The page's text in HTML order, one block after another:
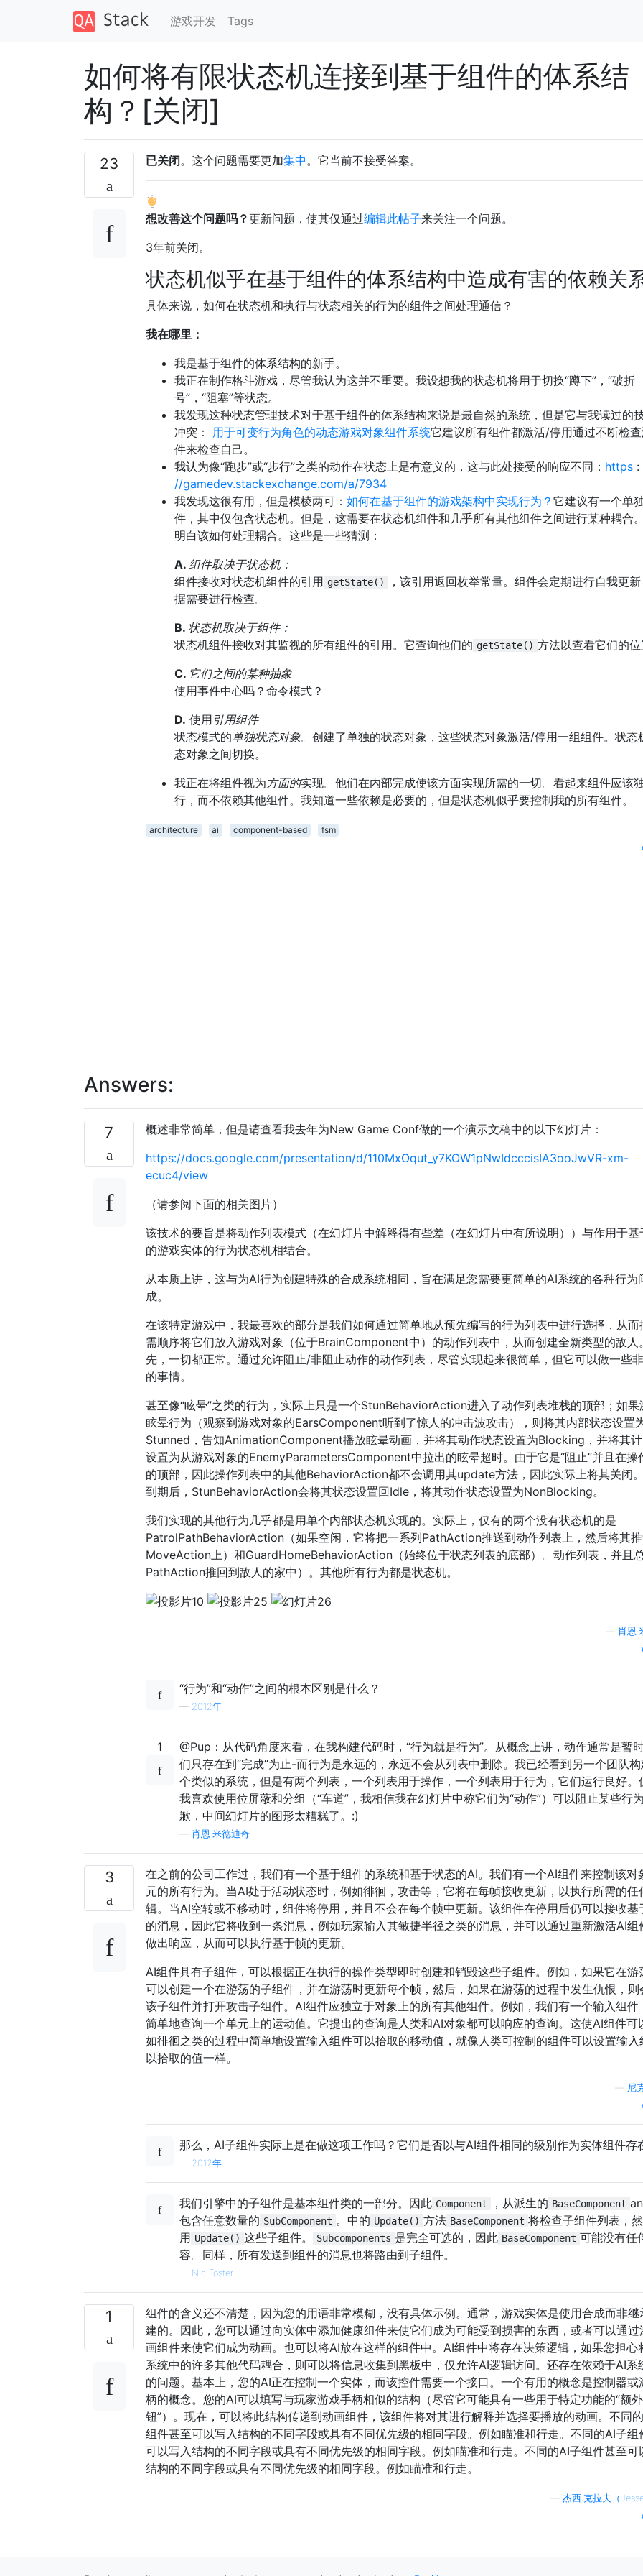
游戏开发 Tags
如何将有限状态机连接到基于组件的体系结
构？[关闭]
23 已关闭。这个问题需要更加集中 。它当前不接受答案。
想改善这个问题吗？更新问题，使其仅通过编辑此帖子来关注一个问题。
3年前关闭。
状态机似乎在基于组件的体系结构中造成有害的依赖关系
具体来说，如何在状态机和执行与状态相关的行为的组件之间处理通信？
我在哪里：
我是基于组件的体系结构的新手。
我正在制作格斗游戏，尽管我认为这并不重要。我设想我的状态机将用于切换“蹲下”，“破折
号”，“阻塞”等状态。
我发现这种状态管理技术对于基于组件的体系结构来说是最自然的系统，但是它与我读过的
冲突： 用于可变行为角色的动态游戏对象组件系统它建议所有组件都激活/停用通过不断检
件来检查自己。
我认为像“跑步”或“步行”之类的动作在状态上是有意义的，这与此处接受的响应不同： https :
//gamedev.stackexchange.com/a/7934
我发现这很有用，但是模棱两可： 如何在基于组件的游戏架构中实现行为？ 它建议有一个单
件，其中仅包含状态机。但是，这需要在状态机组件和几乎所有其他组件之间进行某种耦合
明白该如何处理耦合。这些是一些猜测：
A. 组件取决于状态机：
组件接收对状态机组件的引用 getState()
，该引用返回枚举常量。组件会定期进行自我更
据需要进行检查。
B. 状态机取决于组件：
状态机组件接收对其监视的所有组件的引用。它查询他们的 getState() 方法以查看它们的位
C. 它们之间的某种抽象
使用事件中心吗？命令模式？
D. 使用 引用组件
状态模式的单独状态对象。创建了单独的状态对象，这些状态对象激活/停用一组组件。状态
态对象之间切换。
我正在将组件视为方面的实现。他们在内部完成使该方面实现所需的一切。看起来组件应该
行，而不依赖其他组件。我知道一些依赖是必要的，但是状态机似乎要控制我的所有组件。
architecture ai component-based fsm
Answers:
7
概述非常简单，但是请查看我去年为New Game Conf做的一个演示文稿中的以下幻灯片：
https://docs.google.com/presentation/d/110MxOqut_y7KOW1pNwIdcccisIA3ooJwVR-xm-
ecuc4/view
（请参阅下面的相关图片）
该技术的要旨是将动作列表模式（在幻灯片中解释得有些差（在幻灯片中有所说明））与作用于基
的游戏实体的行为状态机相结合。
从本质上讲，这与为AI行为创建特殊的合成系统相同，旨在满足您需要更简单的AI系统的各种行为
成。
在该特定游戏中，我最喜欢的部分是我们如何通过简单地从预先编写的行为列表中进行选择，从而
需顺序将它们放入游戏对象（位于BrainComponent中）的动作列表中，从而创建全新类型的敌人
先，一切都正常。通过允许阻止/非阻止动作的动作列表，尽管实现起来很简单，但它可以做一些
的事情。
甚至像“眩晕”之类的行为，实际上只是一个StunBehaviorAction进入了动作列表堆栈的顶部；如果
眩晕行为（观察到游戏对象的EarsComponent听到了惊人的冲击波攻击），则将其内部状态设置
Stunned，告知AnimationComponent播放眩晕动画，并将其动作状态设置为Blocking，并将其
设置为从游戏对象的EnemyParametersComponent中拉出的眩晕超时。由于它是“阻止”并且在操
的顶部，因此操作列表中的其他BehaviorAction都不会调用其update方法，因此实际上将其关闭
到期后，StunBehaviorAction会将其状态设置回Idle，将其动作状态设置为NonBlocking。
我们实现的其他行为几乎都是用单个内部状态机实现的。实际上，仅有的两个没有状态机的是
PatrolPathBehaviorAction（如果空闲，它将把一系列PathAction推送到动作列表上，然后将其
MoveAction上）和GuardHomeBehaviorAction（始终位于状态列表的底部）。动作列表，并且
PathAction推回到敌人的家中）。其他所有行为都是状态机。
肖恩·
“行为”和“动作”之间的根本区别是什么？
— 2012年
1
@Pup：从代码角度来看，在我构建代码时，“行为就是行为”。从概念上讲，动作通常是暂
们只存在到“完成”为止-而行为是永远的，永远不会从列表中删除。我已经看到另一个团队
个类似的系统，但是有两个列表，一个列表用于操作，一个列表用于行为，它们运行良好。
我喜欢使用位屏蔽和分组（“车道”，我相信我在幻灯片中称它们为“动作”）可以阻止某些行
歉，中间幻灯片的图形太糟糕了。:)
肖恩·米德迪奇
3
在之前的公司工作过，我们有一个基于组件的系统和基于状态的AI。我们有一个AI组件来控制该对
元的所有行为。当AI处于活动状态时，例如徘徊，攻击等，它将在每帧接收更新，以执行所需的任
辑。当AI空转或不移动时，组件将停用，并且不会在每个帧中更新。该组件在停用​​后仍可以接收基
的消息，因此它将收到一条消息，例如玩家输入其敏捷半径之类的消息，并可以通过重新激活AI组
做出响应，从而可以执行基于帧的更新。
AI组件具有子组件，可以根据正在执行的操作类型即时创建和销毁这些子组件。例如，如果它在游
可以创建一个在游荡的子组件，并在游荡时更新每个帧，然后，如果在游荡的过程中发生仇恨，则
该子组件并打开攻击子组件。AI组件应独立于对象上的所有其他组件。例如，我们有一个输入组件
简单地查询一个单元上的运动值。它提出的查询是人类和AI对象都可以响应的查询。这使AI组件可
如徘徊之类的过程中简单地设置输入组件可以拾取的移动值，就像人类可控制的组件可以设置输入
以拾取的值一样。
尼
那么，AI子组件实际上是在做这项工作吗？它们是否以与AI组件相同的级别作为实体组件存
— 2012年
我们引擎中的子组件是基本组件类的一部分。因此 Component ，从派生的 BaseComponent
包含任意数量的 SubComponent 。中的 Update() 方法 BaseComponent 将检查子组件列表，
用 Update() 这些子组件。 Subcomponents 是完全可选的，因此 BaseComponent 可能没有任
容。同样，所有发送到组件的消息也将路由到子组件。
— Nic Foster
1
组件的含义还不清楚，因为您的用语非常模糊，没有具体示例。通常，游戏实体是使用合成而非继
建的。因此，您可以通过向实体中添加健康组件来使它们成为可能受到损害的东西，或者可以通过
画组件来使它们成为动画。也可以将AI放在这样的组件中。AI组件中将存在决策逻辑，如果您担心
系统中的许多其他代码耦合，则可以将信息收集到黑板中，仅允许AI逻辑访问。还存在依赖于AI系
的问题。基本上，您的AI正在控制一个实体，而该控件需要一个接口。一个有用的概念是控制器或
柄的概念。您的AI可以填写与玩家游戏手柄相似的结构（尽管它可能具有一些用于特定功能的“额
钮”）。现在，可以将此结构传递到动画组件，该组件将对其进行解释并选择要播放的动画。不同
组件甚至可以写入结构的不同字段或具有不同优先级的相同字段。例如瞄准和行走。不同的AI子组
可以写入结构的不同字段或具有不同优先级的相同字段。例如瞄准和行走。不同的AI子组件甚至可
结构的不同字段或具有不同优先级的相同字段。例如瞄准和行走。
杰西·克拉夫（